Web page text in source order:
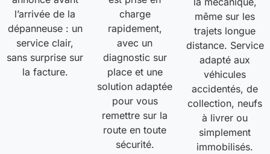
l’arrivée de la
dépanneuse : un
service clair,
sans surprise sur
la facture.
charge
rapidement,
avec un
diagnostic sur
place et une
solution adaptée
pour vous
remettre sur la
route en toute
sécurité.
même sur les
trajets longue
distance. Service
adapté aux
véhicules
accidentés, de
collection, neufs
à livrer ou
simplement
immobilisés.